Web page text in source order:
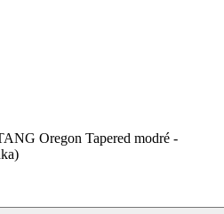
Oregon Tapered modré -